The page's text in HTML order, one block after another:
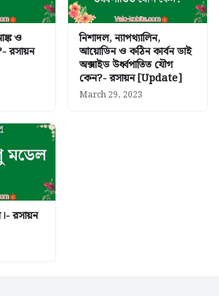
ও
রসায়ন
নিশাদল, ন্যাপথ্যালিন,
আয়োডিন ও কঠিন কার্বন ডাই
অক্সাইড উর্ধ্বপাতিত যৌগ
কেন?- রসায়ন [Update]
March 29, 2023
রসায়ন